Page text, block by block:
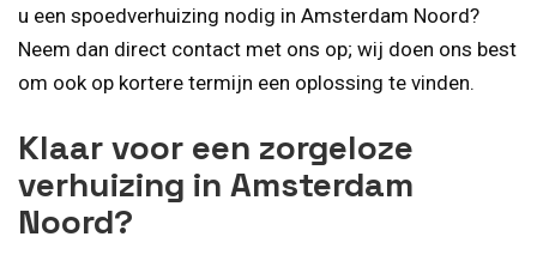
u een spoedverhuizing nodig in Amsterdam Noord?
Neem dan direct contact met ons op; wij doen ons best
om ook op kortere termijn een oplossing te vinden.
Klaar voor een zorgeloze
verhuizing in Amsterdam
Noord?